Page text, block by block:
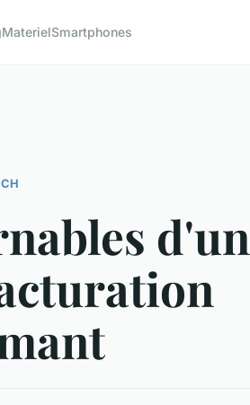
MaterielSmartphones
d'un